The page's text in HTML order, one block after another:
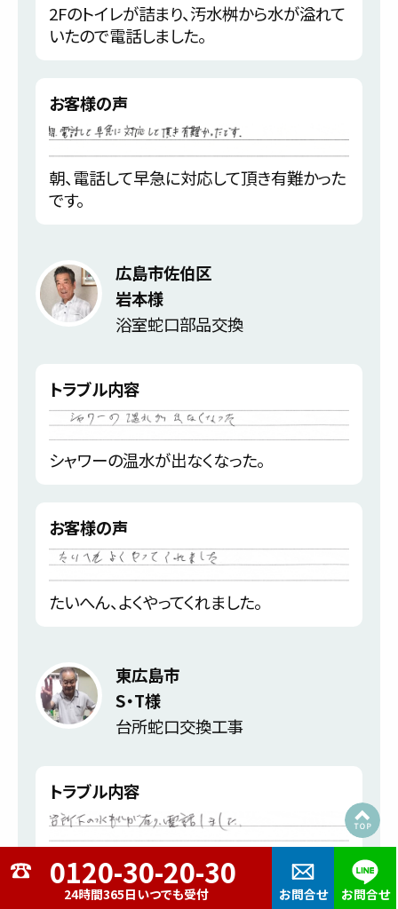
24時間365日いつでも受付 お問合せ お問合せ
2Fのトイレが詰まり、汚水桝から水が溢れて
いたので電話しました。
お客様の声
朝、電話して早急に対応して頂き有難かった
です。
広島市佐伯区
岩本様
浴室蛇口部品交換
トラブル内容
シャワーの温水が出なくなった。
お客様の声
たいへん、よくやってくれました。
東広島市
S・T様
台所蛇口交換工事
トラブル内容
台所下の水もれが有り電話しました。